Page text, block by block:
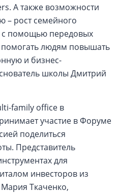
А также возможности
– рост семейного
с помощью передовых
людям повышать
и бизнес-
школы Дмитрий
family office в
участие в Форуме
поделиться
Представитель
для
инвесторов из
Ткаченко,